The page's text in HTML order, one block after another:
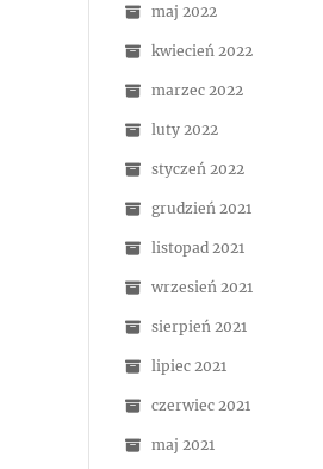
maj 2022
kwiecień 2022
marzec 2022
luty 2022
styczeń 2022
grudzień 2021
listopad 2021
wrzesień 2021
sierpień 2021
lipiec 2021
czerwiec 2021
maj 2021